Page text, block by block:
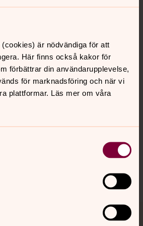
är nödvändiga för att
Här finns också kakor för
förbättrar din användarupplevelse,
för marknadsföring och när vi
plattformar. Läs mer om våra